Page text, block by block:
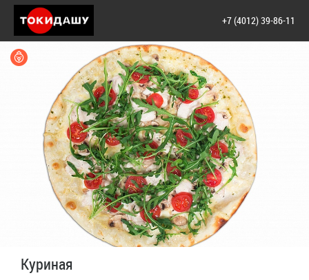
+7 (4012) 39-86-11
Куриная